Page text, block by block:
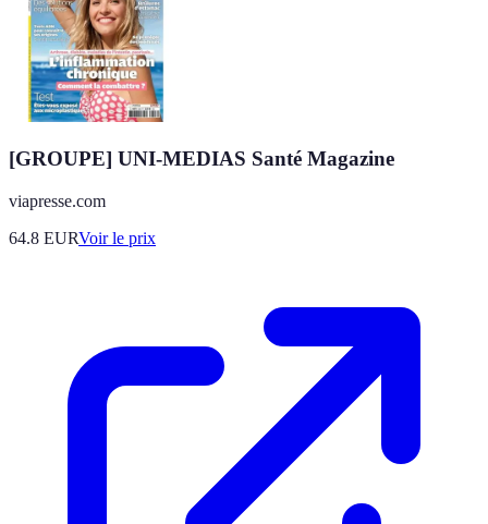
[GROUPE] UNI-MEDIAS Santé Magazine
viapresse.com
64.8 EURVoir le prix